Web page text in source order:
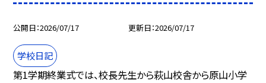
公開日 2026/07/17 更新日 2026/07/17
学校日記
第1学期終業式では、校長先生から萩山校舎から原山小学